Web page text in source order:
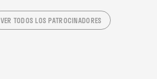
VER TODOS LOS PATROCINADORES